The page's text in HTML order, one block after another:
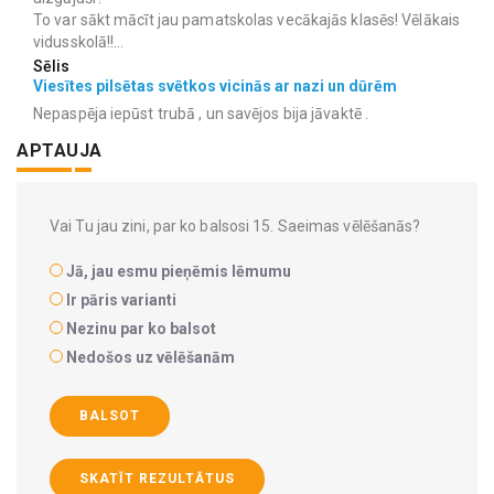
To var sākt mācīt jau pamatskolas vecākajās klasēs! Vēlākais
vidusskolā!!...
Sēlis
Viesītes pilsētas svētkos vicinās ar nazi un dūrēm
Nepaspēja iepūst trubā , un savējos bija jāvaktē .
APTAUJA
Vai Tu jau zini, par ko balsosi 15. Saeimas vēlēšanās?
Jā, jau esmu pieņēmis lēmumu
Ir pāris varianti
Nezinu par ko balsot
Nedošos uz vēlēšanām
BALSOT
SKATĪT REZULTĀTUS